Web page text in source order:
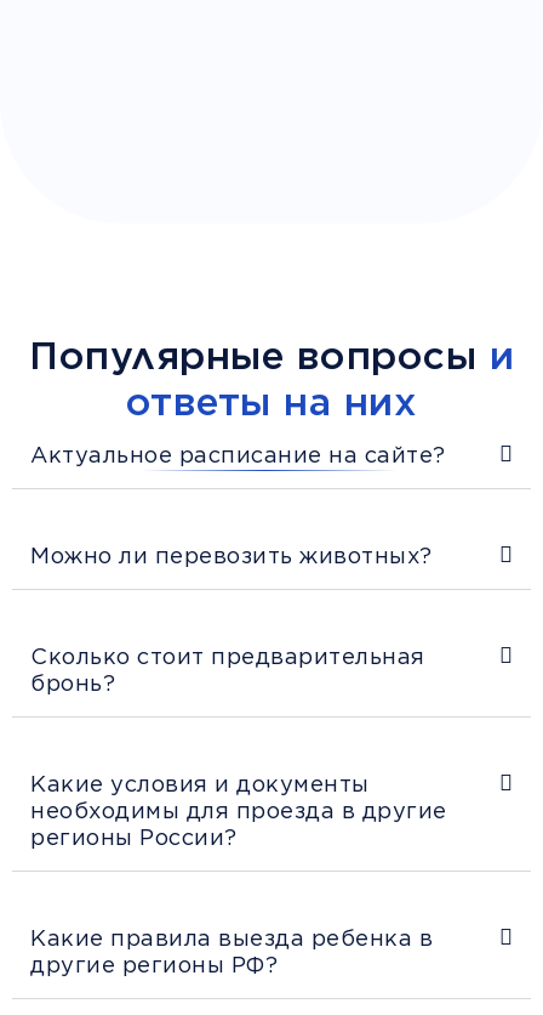
Популярные вопросы и
ответы на них
Актуальное расписание на сайте?
Можно ли перевозить животных?
Сколько стоит предварительная
бронь?
Какие условия и документы
необходимы для проезда в другие
регионы России?
Какие правила выезда ребенка в
другие регионы РФ?